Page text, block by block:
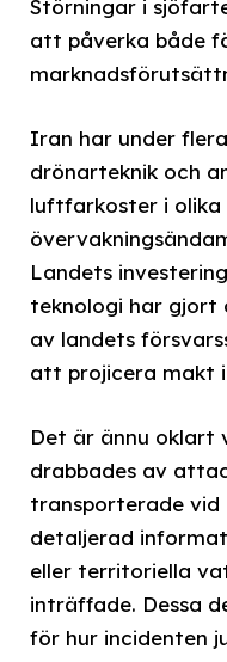
Störningar i
att påverka både
Iran har under
drönarteknik och
luftfarkoster i olika
Landets
teknologi har gjort
av landets
att projicera makt i
Det är ännu oklart
drabbades av
transporterade vid
detaljerad
eller territoriella
inträffade. Dessa
för hur incidenten